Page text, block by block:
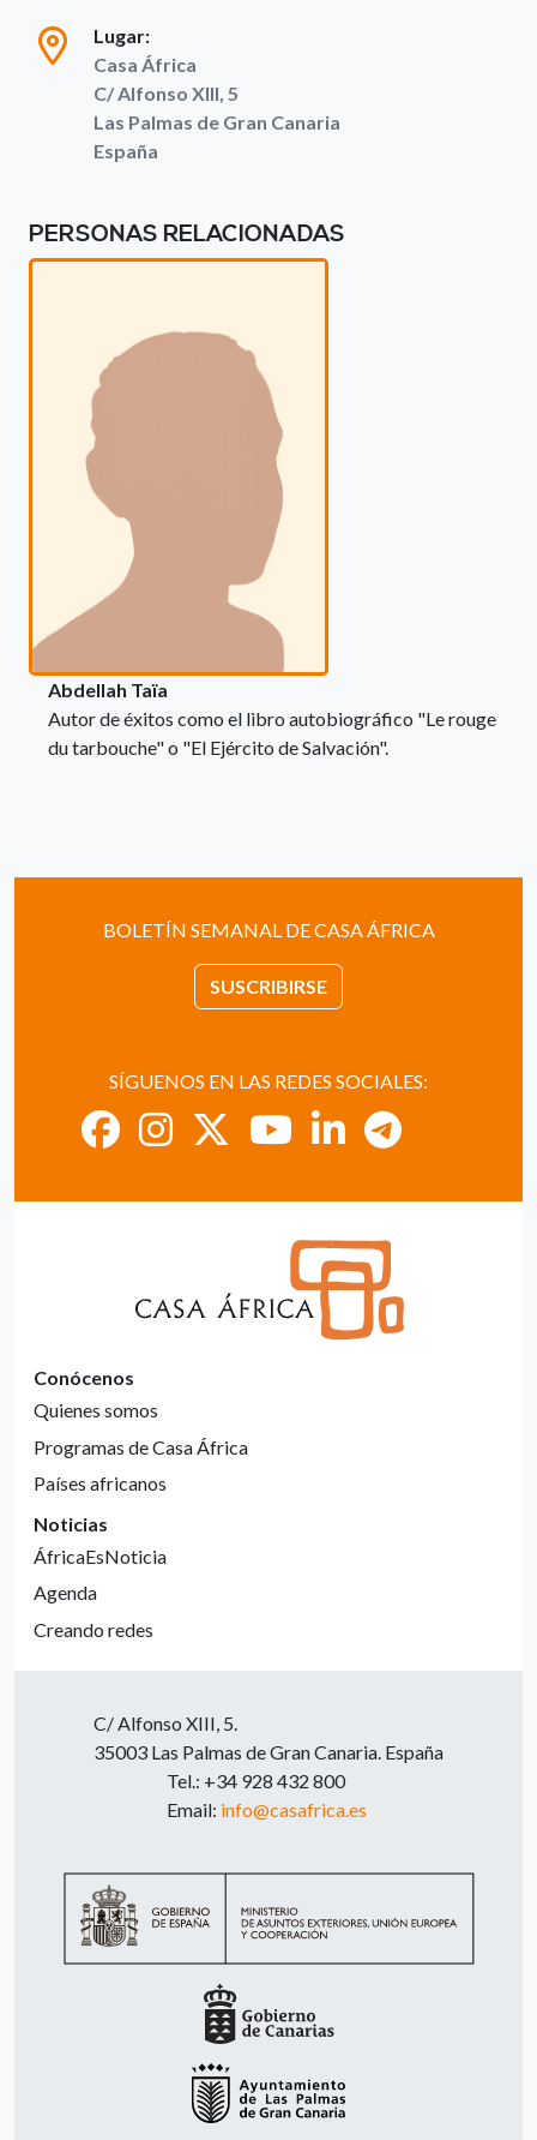
Lugar:
Casa África
C/ Alfonso XIII, 5
Las Palmas de Gran Canaria
España
PERSONAS RELACIONADAS
Abdellah Taïa
Autor de éxitos como el libro autobiográfico "Le rouge
du tarbouche" o "El Ejército de Salvación".
BOLETÍN SEMANAL DE CASA ÁFRICA
SUSCRIBIRSE
SÍGUENOS EN LAS REDES SOCIALES:
Conócenos
Quienes somos
Programas de Casa África
Países africanos
Noticias
ÁfricaEsNoticia
Agenda
Creando redes
C/ Alfonso XIII, 5.
35003 Las Palmas de Gran Canaria. España
Tel.: +34 928 432 800
Email: info@casafrica.es